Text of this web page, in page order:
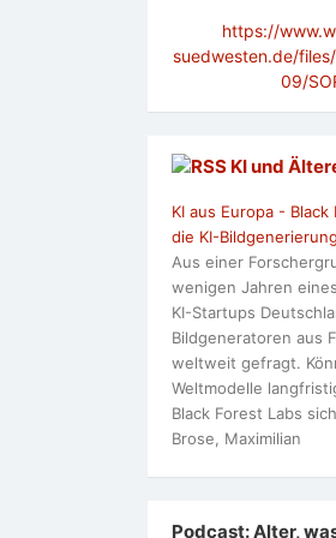
https://
suedwesten.de/
09/
KI und
KI aus Europa -
die KI-Bildgenerierung
Aus einer
wenigen Jahren
KI-Startups
Bildgeneratoren aus
weltweit gefragt.
Weltmodelle
Black Forest Labs
Brose, Maximilian
Podcast: Alter,